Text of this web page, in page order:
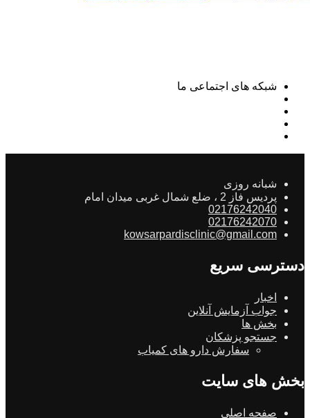
شبکه های اجتماعی ما
شبانه روزی
پردیس فاز 2 ، ضلع شمال غربی میدان امام
02176242040
02176242070
kowsarpardisclinic@gmail.com
دسترسی سریع
اخبار
جواب آزمایش آنلاین
بخش ها
جستجو پزشکان
سفارش دارو های کمیاب
بخش های سایت
صفحه اصلی